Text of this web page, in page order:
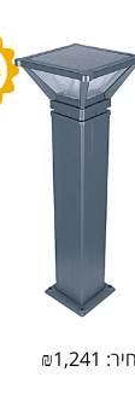
₪1,241